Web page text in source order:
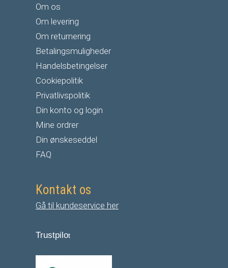
Om os
Om levering
Om returnering
Betalingsmuligheder
Handelsbetingelser
Cookiepolitik
Privatlivspolitik
Din konto og login
Mine ordrer
Din ønskeseddel
FAQ
Kontakt os
Gå til kundeservice her
Trustpilot